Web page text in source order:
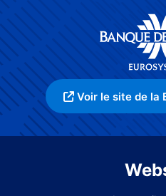
Voir le site de la